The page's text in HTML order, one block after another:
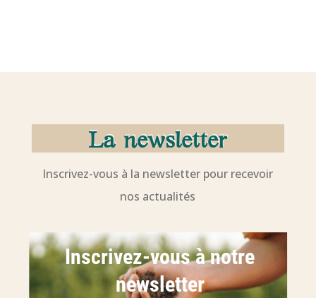
La newsletter
Inscrivez-vous à la newsletter pour recevoir
nos actualités